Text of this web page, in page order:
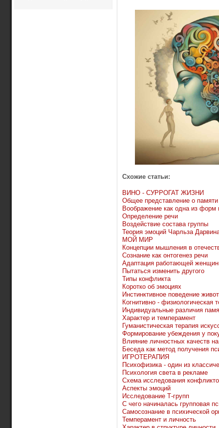
Схожие статьи:
ВИНО - СУРРОГАТ ЖИЗНИ
Общее представление о памяти
Воображение как одна из форм
Определение речи
Воздействие состава группы
Теория эмоций Чарльза
МОЙ МИР
Концепции мышления в
Сознание как онтогенез речи
Адаптация работающей
Пытаться изменить другого
Типы конфликта
Коротко об эмоциях
Инстинктивное поведение
Когнитивно - физиологическая
Индивидуальные различия
Характер и темперамент
Гуманистическая терапия
Формирование убеждения у
Влияние личностных качеств
Беседа как метод получения
ИГРОТЕРАПИЯ
Психофизика - один из
Психология света в рекламе
Схема исследования
Аспекты эмоций
Исследование Т-групп
С чего начиналась групповая
Самосознание в психической
Темперамент и личность